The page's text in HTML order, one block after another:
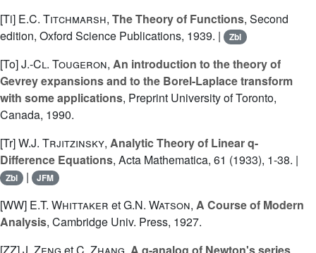
[Ti] E.C. Titchmarsh, The Theory of Functions, Second
edition, Oxford Science Publications, 1939. |
Zbl
[To]J.-Cl. Tougeron, An introduction to the theory of
Gevrey expansions and to the Borel-Laplace transform
with some applications, Preprint University of Toronto,
Canada, 1990.
[Tr]W.J. Trjitzinsky, Analytic Theory of Linear q-
Difference Equations, Acta Mathematica, 61 (1933), 1-38. |
Zbl | JFM
[WW] E.T. Whittaker etG.N. Watson, A Course of Modern
Analysis, Cambridge Univ. Press, 1927.